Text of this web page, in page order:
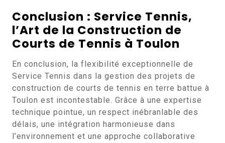
Conclusion : Service Tennis,
l’Art de la Construction de
Courts de Tennis à Toulon
En conclusion, la flexibilité exceptionnelle de
Service Tennis dans la gestion des projets de
construction de courts de tennis en terre battue à
Toulon est incontestable. Grâce à une expertise
technique pointue, un respect inébranlable des
délais, une intégration harmonieuse dans
l’environnement et une approche collaborative